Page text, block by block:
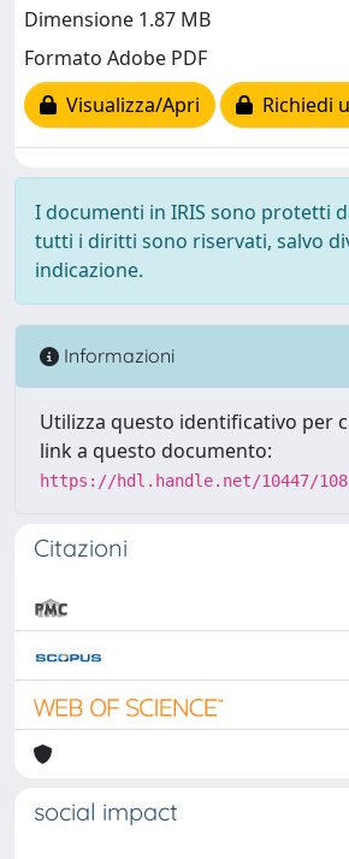
Dimensione 1.87 MB
Formato Adobe PDF
Visualizza/Apri
Richiedi
I documenti in IRIS sono protetti
tutti i diritti sono riservati, salvo
indicazione.
Informazioni
Utilizza questo identificativo per
link a questo documento:
https://hdl.handle.net/10447/
Citazioni
social impact